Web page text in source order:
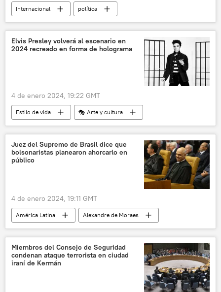
Internacional
política
Mitch McConnell
Joe Biden
EEUU
Gallup
encuesta
Elvis Presley volverá al escenario en
2024 recreado en forma de holograma
4 de enero 2024, 19:22 GMT
Estilo de vida
🎭 Arte y cultura
Elvis Presley
Reino Unido
inteligencia artificial
Juez del Supremo de Brasil dice que
bolsonaristas planearon ahorcarlo en
público
4 de enero 2024, 19:11 GMT
América Latina
Alexandre de Moraes
Jair Bolsonaro
Brasil
política
juez
ahorcamiento
Miembros del Consejo de Seguridad
condenan ataque terrorista en ciudad
iraní de Kermán